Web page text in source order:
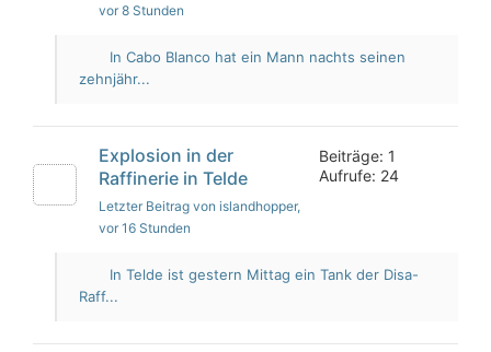
vor 8 Stunden
In Cabo Blanco hat ein Mann nachts seinen
zehnjähr...
Explosion in der
Raffinerie in Telde
Letzter Beitrag von islandhopper,
vor 16 Stunden
Beiträge: 1
Aufrufe: 24
In Telde ist gestern Mittag ein Tank der Disa-
Raff...